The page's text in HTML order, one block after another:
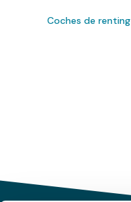
Coches de renting